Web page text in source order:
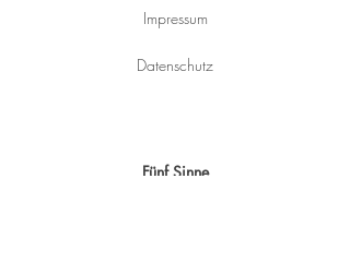
Impressum
Datenschutz
Fünf Sinne